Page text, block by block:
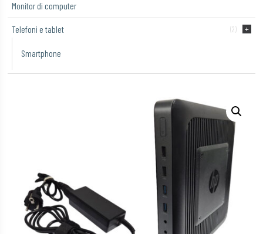
Monitor di computer
Telefoni e tablet (2)
Smartphone